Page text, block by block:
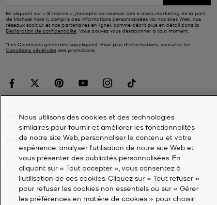
En cliquant sur « S’inscrire », j’accepte de recevoir des e-mails marketing de la part
de Michael Kors (y compris des informations personnalisées via nos sites Web, nos
réseaux sociaux et nos partenaires en ligne), comme décrit plus en détail dans la
Déclaration de confidentialité. Vous pouvez vous désabonner à tout moment.
*Les Conditions générales sappliquent. Pour plus d’informations, consultez les
Conditions générales des promotions.
SERVICE À LA CLIENTÈLE
MON COMPTE
ENTREPRISE
2026 Michael Kors
Nous utilisons des cookies et des technologies
similaires pour fournir et améliorer les fonctionnalités
de notre site Web, personnaliser le contenu et votre
expérience, analyser l'utilisation de notre site Web et
vous présenter des publicités personnalisées. En
cliquant sur « Tout accepter », vous consentez à
l’utilisation de ces cookies. Cliquez sur « Tout refuser »
pour refuser les cookies non essentiels ou sur « Gérer
les préférences en matière de cookies » pour choisir